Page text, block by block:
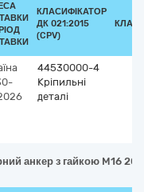
КЛАСИФІКАТОР
ДК 021:2015
(CPV)
44530000-4
Кріпильні
деталі
анкер з гайкою M16